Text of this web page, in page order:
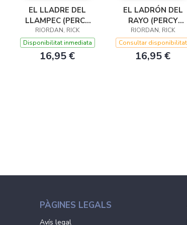
EL LLADRE DEL
LLAMPEC (PERCY
JACKSON I ELS
DÉUS DE L'OLIMP 1)
RIORDAN, RICK
Disponibilitat inmediata
16,95 €
EL LADRÓN DEL
RAYO (PERCY
JACKSON Y LOS
DIOSES DEL
OLIMPO 1)
RIORDAN, RICK
Consultar disponibilitat
16,95 €
PÀGINES LEGALS
Avís legal